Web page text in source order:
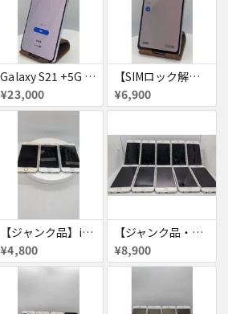
Galaxy S21 +5G 256GB
¥23,000
【SIMロック解除済・初期化済】Galaxy A41 SCV48
¥6,900
【ジャンク品】iPhone6s ３台セット
¥4,800
【ジャンク品・初期化済】iPhone6 10台セット
¥8,900